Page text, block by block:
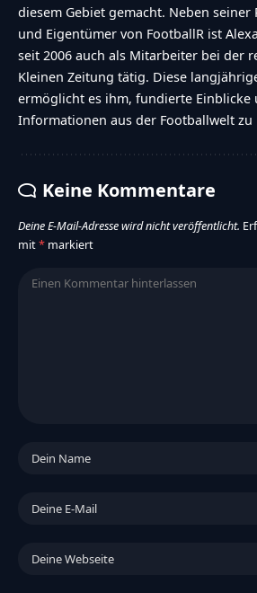
diesem Gebiet gemacht. Neben seiner
und Eigentümer von FootballR ist
seit 2006 auch als Mitarbeiter bei der
Kleinen Zeitung tätig. Diese
ermöglicht es ihm, fundierte Einblicke
Informationen aus der Footballwelt zu
Keine Kommentare
Deine E-Mail-Adresse wird nicht veröffentlicht.
mit* markiert